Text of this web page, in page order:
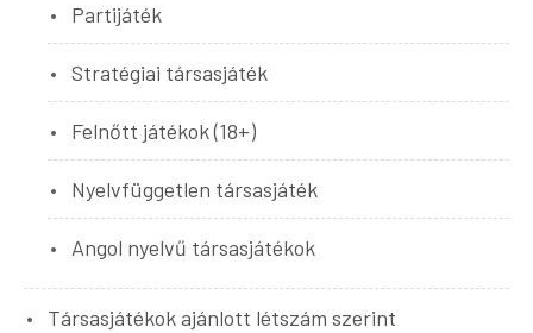
Partijáték
Stratégiai társasjáték
Felnőtt játékok (18+)
Nyelvfüggetlen társasjáték
Angol nyelvű társasjátékok
Társasjátékok ajánlott létszám szerint